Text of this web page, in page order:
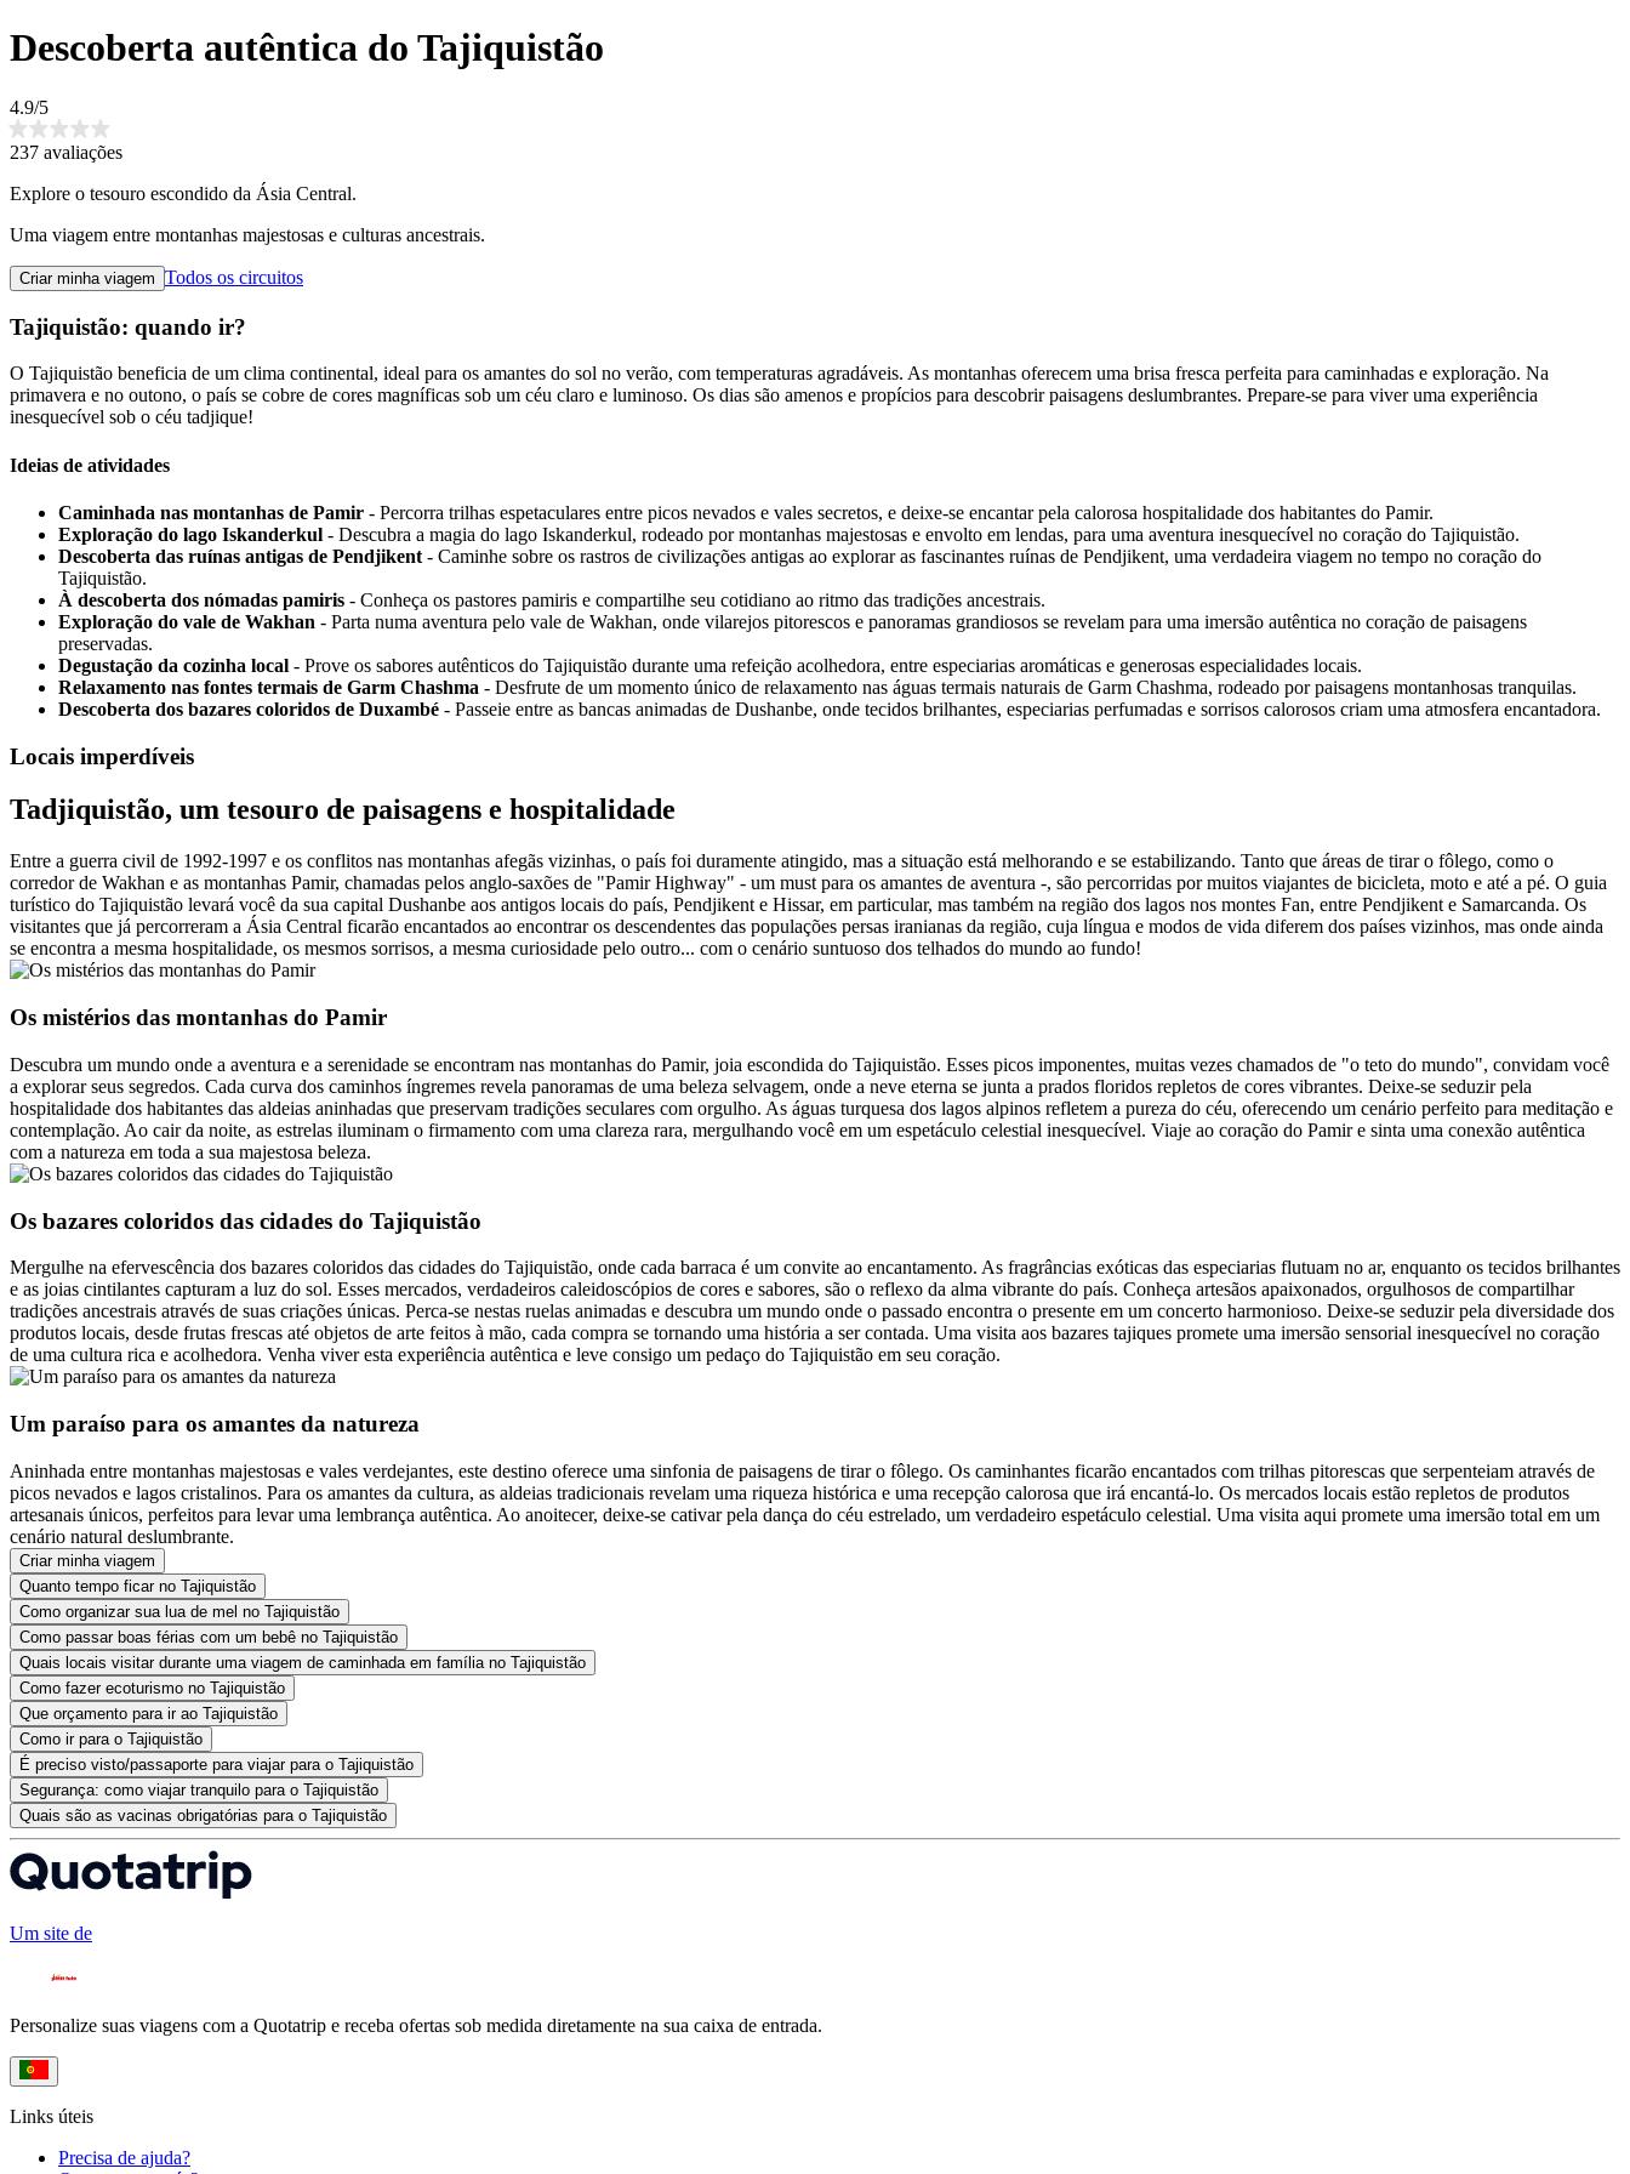
Descoberta autêntica do Tajiquistão
4.9/5
237 avaliações
Explore o tesouro escondido da Ásia Central.
Uma viagem entre montanhas majestosas e culturas ancestrais.
Criar minha viagem Todos os circuitos
Tajiquistão: quando ir?
O Tajiquistão beneficia de um clima continental, ideal para os amantes do sol no verão, com temperaturas agradáveis. As montanhas oferecem uma brisa fresca perfeita para caminhadas e exploração. Na
primavera e no outono, o país se cobre de cores magníficas sob um céu claro e luminoso. Os dias são amenos e propícios para descobrir paisagens deslumbrantes. Prepare-se para viver uma experiência
inesquecível sob o céu tadjique!
Ideias de atividades
Caminhada nas montanhas de Pamir - Percorra trilhas espetaculares entre picos nevados e vales secretos, e deixe-se encantar pela calorosa hospitalidade dos habitantes do Pamir.
Exploração do lago Iskanderkul - Descubra a magia do lago Iskanderkul, rodeado por montanhas majestosas e envolto em lendas, para uma aventura inesquecível no coração do Tajiquistão.
Descoberta das ruínas antigas de Pendjikent - Caminhe sobre os rastros de civilizações antigas ao explorar as fascinantes ruínas de Pendjikent, uma verdadeira viagem no tempo no coração do
Tajiquistão.
À descoberta dos nómadas pamiris - Conheça os pastores pamiris e compartilhe seu cotidiano ao ritmo das tradições ancestrais.
Exploração do vale de Wakhan - Parta numa aventura pelo vale de Wakhan, onde vilarejos pitorescos e panoramas grandiosos se revelam para uma imersão autêntica no coração de paisagens
preservadas.
Degustação da cozinha local - Prove os sabores autênticos do Tajiquistão durante uma refeição acolhedora, entre especiarias aromáticas e generosas especialidades locais.
Relaxamento nas fontes termais de Garm Chashma - Desfrute de um momento único de relaxamento nas águas termais naturais de Garm Chashma, rodeado por paisagens montanhosas tranquilas.
Descoberta dos bazares coloridos de Duxambé - Passeie entre as bancas animadas de Dushanbe, onde tecidos brilhantes, especiarias perfumadas e sorrisos calorosos criam uma atmosfera encantadora.
Locais imperdíveis
Tadjiquistão, um tesouro de paisagens e hospitalidade
Entre a guerra civil de 1992-1997 e os conflitos nas montanhas afegãs vizinhas, o país foi duramente atingido, mas a situação está melhorando e se estabilizando. Tanto que áreas de tirar o fôlego, como o
corredor de Wakhan e as montanhas Pamir, chamadas pelos anglo-saxões de "Pamir Highway" - um must para os amantes de aventura -, são percorridas por muitos viajantes de bicicleta, moto e até a pé. O guia
turístico do Tajiquistão levará você da sua capital Dushanbe aos antigos locais do país, Pendjikent e Hissar, em particular, mas também na região dos lagos nos montes Fan, entre Pendjikent e Samarcanda. Os
visitantes que já percorreram a Ásia Central ficarão encantados ao encontrar os descendentes das populações persas iranianas da região, cuja língua e modos de vida diferem dos países vizinhos, mas onde ainda
se encontra a mesma hospitalidade, os mesmos sorrisos, a mesma curiosidade pelo outro... com o cenário suntuoso dos telhados do mundo ao fundo!
Os mistérios das montanhas do Pamir
Descubra um mundo onde a aventura e a serenidade se encontram nas montanhas do Pamir, joia escondida do Tajiquistão. Esses picos imponentes, muitas vezes chamados de "o teto do mundo", convidam você
a explorar seus segredos. Cada curva dos caminhos íngremes revela panoramas de uma beleza selvagem, onde a neve eterna se junta a prados floridos repletos de cores vibrantes. Deixe-se seduzir pela
hospitalidade dos habitantes das aldeias aninhadas que preservam tradições seculares com orgulho. As águas turquesa dos lagos alpinos refletem a pureza do céu, oferecendo um cenário perfeito para meditação e
contemplação. Ao cair da noite, as estrelas iluminam o firmamento com uma clareza rara, mergulhando você em um espetáculo celestial inesquecível. Viaje ao coração do Pamir e sinta uma conexão autêntica
com a natureza em toda a sua majestosa beleza.
Os bazares coloridos das cidades do Tajiquistão
Mergulhe na efervescência dos bazares coloridos das cidades do Tajiquistão, onde cada barraca é um convite ao encantamento. As fragrâncias exóticas das especiarias flutuam no ar, enquanto os tecidos brilhantes
e as joias cintilantes capturam a luz do sol. Esses mercados, verdadeiros caleidoscópios de cores e sabores, são o reflexo da alma vibrante do país. Conheça artesãos apaixonados, orgulhosos de compartilhar
tradições ancestrais através de suas criações únicas. Perca-se nestas ruelas animadas e descubra um mundo onde o passado encontra o presente em um concerto harmonioso. Deixe-se seduzir pela diversidade dos
produtos locais, desde frutas frescas até objetos de arte feitos à mão, cada compra se tornando uma história a ser contada. Uma visita aos bazares tajiques promete uma imersão sensorial inesquecível no coração
de uma cultura rica e acolhedora. Venha viver esta experiência autêntica e leve consigo um pedaço do Tajiquistão em seu coração.
Um paraíso para os amantes da natureza
Aninhada entre montanhas majestosas e vales verdejantes, este destino oferece uma sinfonia de paisagens de tirar o fôlego. Os caminhantes ficarão encantados com trilhas pitorescas que serpenteiam através de
picos nevados e lagos cristalinos. Para os amantes da cultura, as aldeias tradicionais revelam uma riqueza histórica e uma recepção calorosa que irá encantá-lo. Os mercados locais estão repletos de produtos
artesanais únicos, perfeitos para levar uma lembrança autêntica. Ao anoitecer, deixe-se cativar pela dança do céu estrelado, um verdadeiro espetáculo celestial. Uma visita aqui promete uma imersão total em um
cenário natural deslumbrante.
Criar minha viagem
Quanto tempo ficar no Tajiquistão
Como organizar sua lua de mel no Tajiquistão
Como passar boas férias com um bebê no Tajiquistão
Quais locais visitar durante uma viagem de caminhada em família no Tajiquistão
Como fazer ecoturismo no Tajiquistão
Que orçamento para ir ao Tajiquistão
Como ir para o Tajiquistão
É preciso visto/passaporte para viajar para o Tajiquistão
Segurança: como viajar tranquilo para o Tajiquistão
Quais são as vacinas obrigatórias para o Tajiquistão
Um site de
Personalize suas viagens com a Quotatrip e receba ofertas sob medida diretamente na sua caixa de entrada.
Links úteis
Precisa de ajuda?